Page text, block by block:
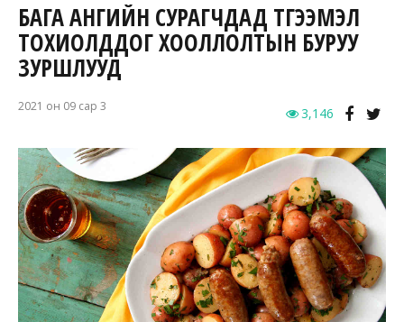
БАГА АНГИЙН СУРАГЧДАД ТҮГЭЭМЭЛ
ТОХИОЛДДОГ ХООЛЛОЛТЫН БУРУУ
ЗУРШЛУУД
2021 он 09 сар 3 3,146